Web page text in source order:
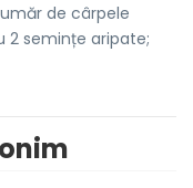
de cârpele
2 semințe aripate;